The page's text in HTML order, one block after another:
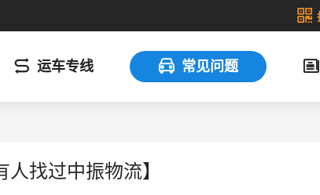
运车专线 常见问题
找过中振物流】